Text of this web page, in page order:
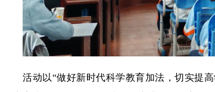
活动以“做好新时代科学教育加法，切实提